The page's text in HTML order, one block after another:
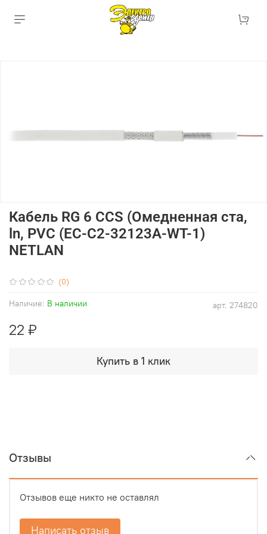
(0)
арт. 274820
Наличие: В наличии
Кабель RG 6 CCS (Омедненная ста,
ln, PVC (EC-C2-32123A-WT-1)
NETLAN
22 ₽
Купить в 1 клик
Отзывы
Отзывов еще никто не оставлял
Написать отзыв